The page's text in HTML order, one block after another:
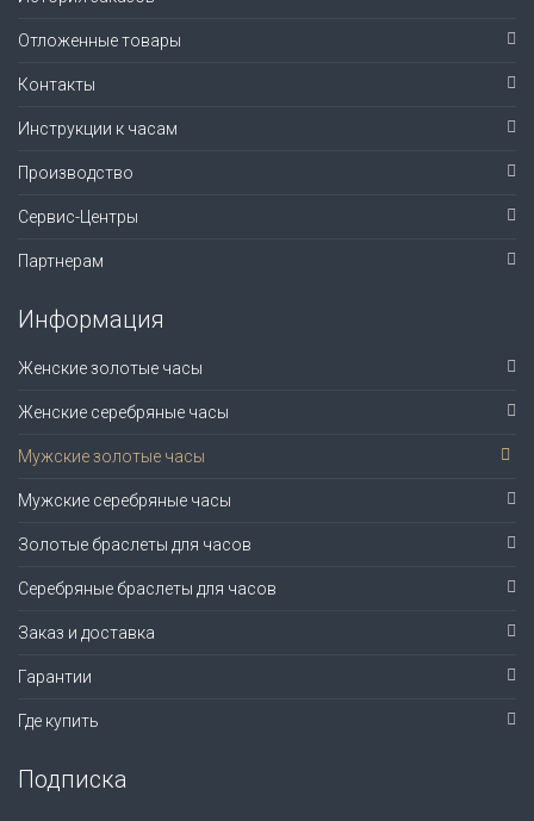
Отложенные товары
Контакты
Инструкции к часам
Производство
Сервис-Центры
Партнерам
Информация
Женские золотые часы
Женские серебряные часы
Мужские золотые часы
Мужские серебряные часы
Золотые браслеты для часов
Серебряные браслеты для часов
Заказ и доставка
Гарантии
Где купить
Подписка